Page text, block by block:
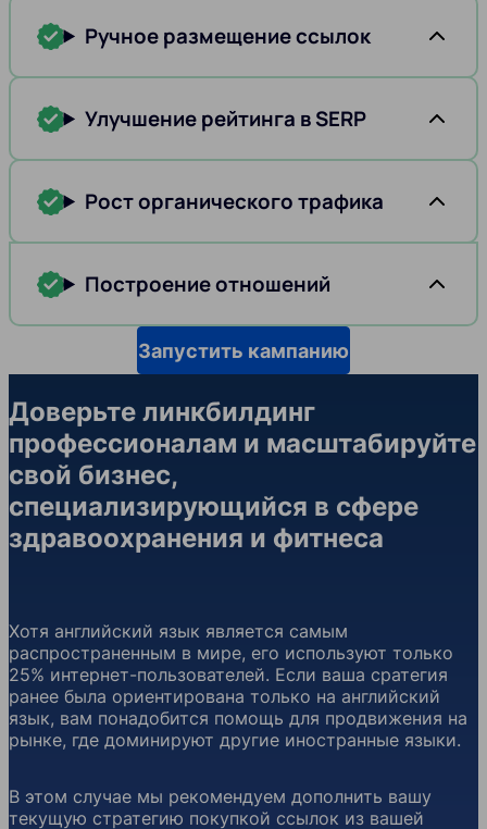
Ручное размещение ссылок
Улучшение рейтинга в SERP
Рост органического трафика
Построение отношений
Запустить кампанию
Доверьте линкбилдинг
профессионалам и масштабируйте
свой бизнес,
специализирующийся в сфере
здравоохранения и фитнеса
Хотя английский язык является самым
распространенным в мире, его используют только
25% интернет-пользователей. Если ваша сратегия
ранее была ориентирована только на английский
язык, вам понадобится помощь для продвижения на
рынке, где доминируют другие иностранные языки.
В этом случае мы рекомендуем дополнить вашу
текущую стратегию покупкой ссылок из вашей